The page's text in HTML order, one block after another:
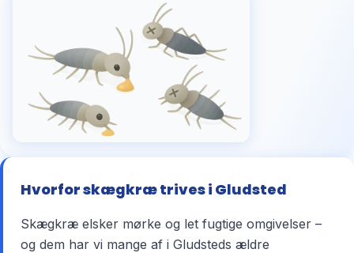
Hvorfor skægkræ trives i Gludsted
Skægkræ elsker mørke og let fugtige omgivelser –
og dem har vi mange af i Gludsteds ældre